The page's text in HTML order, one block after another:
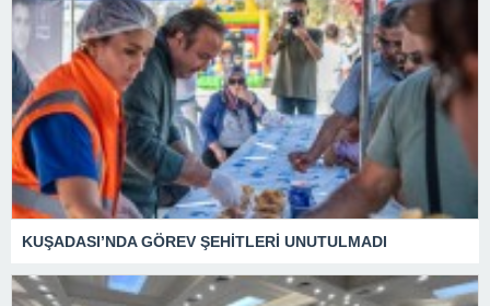
KUŞADASI’NDA GÖREV ŞEHİTLERİ UNUTULMADI